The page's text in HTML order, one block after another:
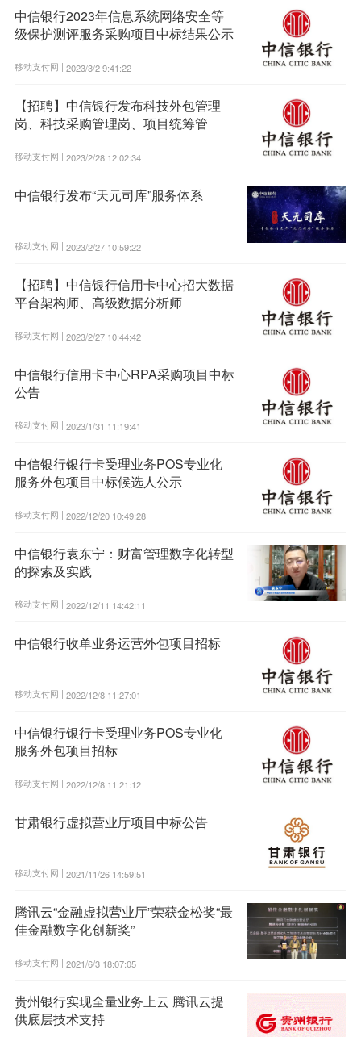
中信银行2023年信息系统网络安全等
级保护测评服务采购项目中标结果公示
移动支付网 | 2023/3/2 9:41:22
【招聘】中信银行发布科技外包管理
岗、科技采购管理岗、项目统筹管
移动支付网 | 2023/2/28 12:02:34
中信银行发布“天元司库”服务体系
移动支付网 | 2023/2/27 10:59:22
【招聘】中信银行信用卡中心招大数据
平台架构师、高级数据分析师
移动支付网 | 2023/2/27 10:44:42
中信银行信用卡中心RPA采购项目中标
公告
移动支付网 | 2023/1/31 11:19:41
中信银行银行卡受理业务POS专业化
服务外包项目中标候选人公示
移动支付网 | 2022/12/20 10:49:28
中信银行袁东宁：财富管理数字化转型
的探索及实践
移动支付网 | 2022/12/11 14:42:11
中信银行收单业务运营外包项目招标
移动支付网 | 2022/12/8 11:27:01
中信银行银行卡受理业务POS专业化
服务外包项目招标
移动支付网 | 2022/12/8 11:21:12
甘肃银行虚拟营业厅项目中标公告
移动支付网 | 2021/11/26 14:59:51
腾讯云“金融虚拟营业厅”荣获金松奖“最
佳金融数字化创新奖”
移动支付网 | 2021/6/3 18:07:05
贵州银行实现全量业务上云 腾讯云提
供底层技术支持